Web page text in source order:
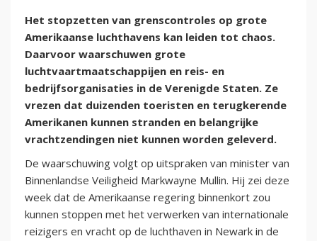
Het stopzetten van grenscontroles op grote
Amerikaanse luchthavens kan leiden tot chaos.
Daarvoor waarschuwen grote
luchtvaartmaatschappijen en reis- en
bedrijfsorganisaties in de Verenigde Staten. Ze
vrezen dat duizenden toeristen en terugkerende
Amerikanen kunnen stranden en belangrijke
vrachtzendingen niet kunnen worden geleverd.
De waarschuwing volgt op uitspraken van minister van
Binnenlandse Veiligheid Markwayne Mullin. Hij zei deze
week dat de Amerikaanse regering binnenkort zou
kunnen stoppen met het verwerken van internationale
reizigers en vracht op de luchthaven in Newark in de